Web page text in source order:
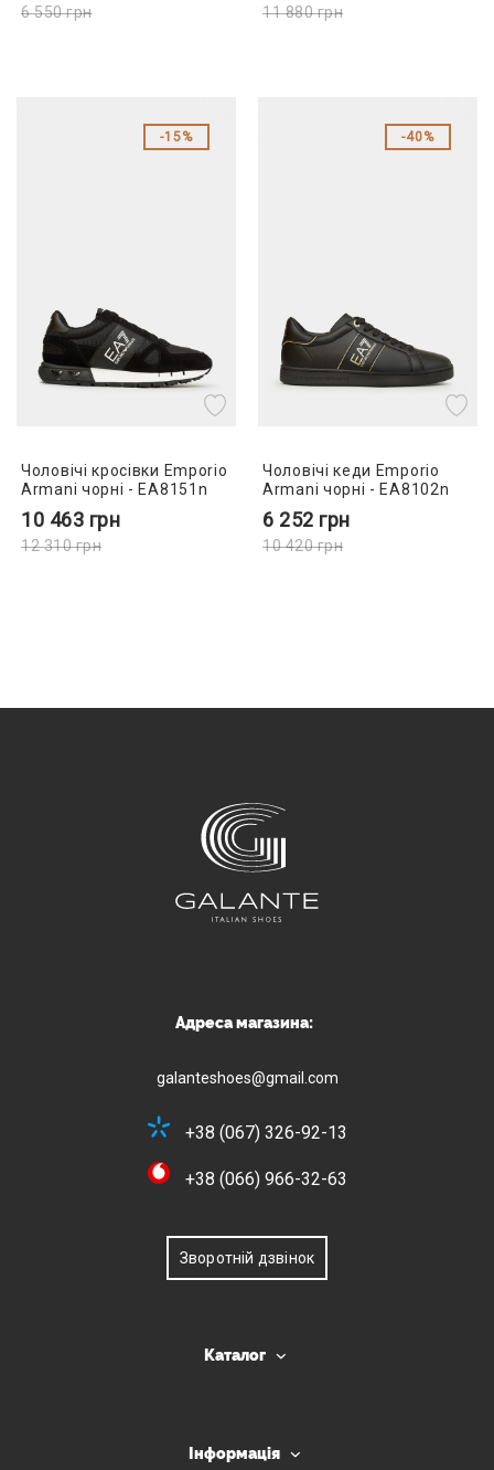
6 550грн 11 880грн
15%
Чоловічі кросівки Emporio
Armani чорні - EA8151n
10 463 грн
12 310грн
40%
Чоловічі кеди Emporio
Armani чорні - EA8102n
6 252 грн
10 420грн
Адреса магазина:
galanteshoes@gmail.com
+38 (067) 326-92-13
+38 (066) 966-32-63
Зворотній дзвінок
Каталог
Інформація